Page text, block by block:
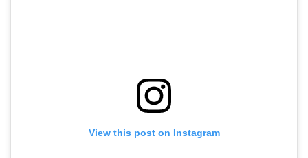
View this post on Instagram